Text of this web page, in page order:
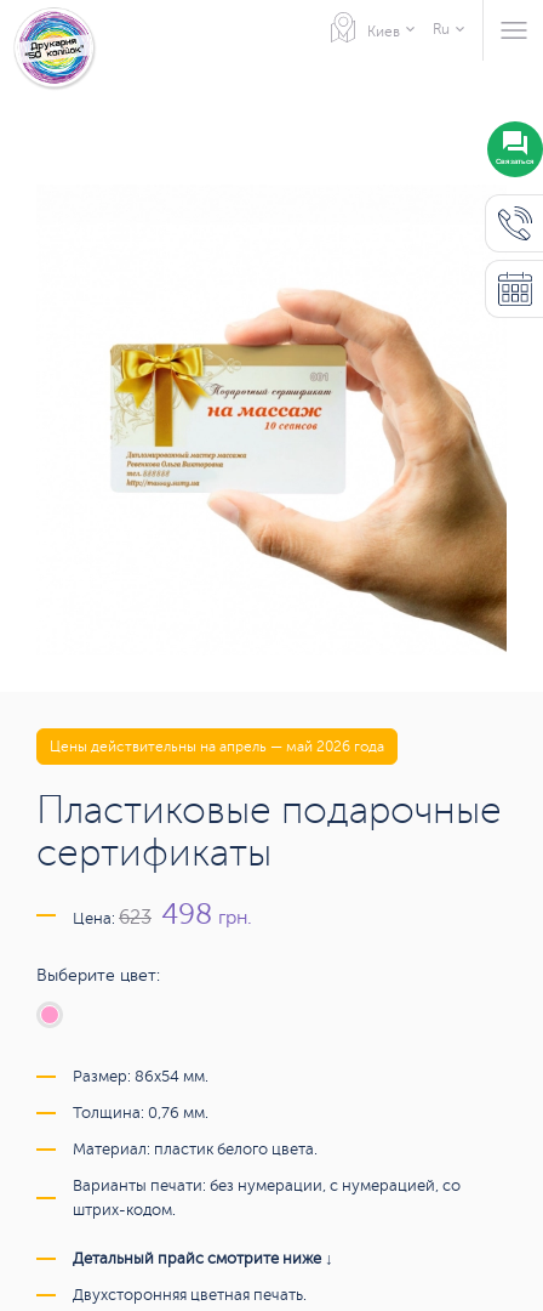
Киев Ru
Цены действительны на апрель — май 2026 года
Пластиковые подарочные
сертификаты
Цена: 623 498 грн.
Выберите цвет:
Размер: 86x54 мм.
Толщина: 0,76 мм.
Материал: пластик белого цвета.
Варианты печати: без нумерации, с нумерацией, со
штрих-кодом.
Детальный прайс смотрите ниже ↓
Двухсторонняя цветная печать.
Связаться